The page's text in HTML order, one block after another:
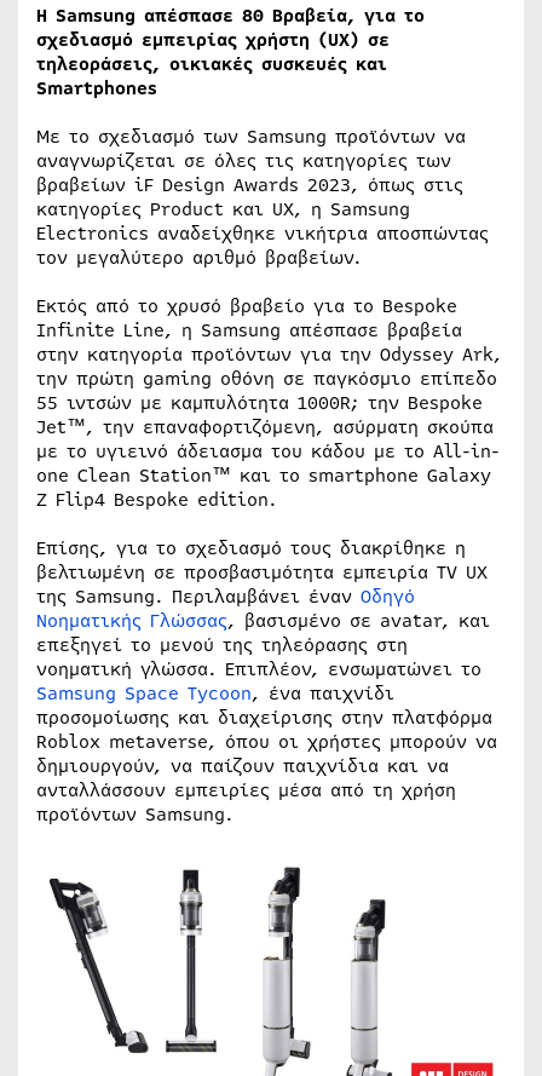
Η Samsung απέσπασε 80 Βραβεία, για το
σχεδιασμό εμπειρίας χρήστη (UX) σε
τηλεοράσεις, οικιακές συσκευές και
Smartphones
Με το σχεδιασμό των Samsung προϊόντων να
αναγνωρίζεται σε όλες τις κατηγορίες των
βραβείων iF Design Awards 2023, όπως στις
κατηγορίες Product και UΧ, η Samsung
Electronics αναδείχθηκε νικήτρια αποσπώντας
τον μεγαλύτερο αριθμό βραβείων.
Εκτός από το χρυσό βραβείο για το Bespoke
Infinite Line, η Samsung απέσπασε βραβεία
στην κατηγορία προϊόντων για την Odyssey Ark,
την πρώτη gaming οθόνη σε παγκόσμιο επίπεδο
55 ιντσών με καμπυλότητα 1000R; την Bespoke
Jet™, την επαναφορτιζόμενη, ασύρματη σκούπα
με το υγιεινό άδειασμα του κάδου με το All-in-
one Clean Station™ και το smartphone Galaxy
Z Flip4 Bespoke edition.
Επίσης, για το σχεδιασμό τους διακρίθηκε η
βελτιωμένη σε προσβασιμότητα εμπειρία TV UX
της Samsung. Περιλαμβάνει έναν Οδηγό
Νοηματικής Γλώσσας, βασισμένο σε avatar, και
επεξηγεί το μενού της τηλεόρασης στη
νοηματική γλώσσα. Επιπλέον, ενσωματώνει το
Samsung Space Tycoon, ένα παιχνίδι
προσομοίωσης και διαχείρισης στην πλατφόρμα
Roblox metaverse, όπου οι χρήστες μπορούν να
δημιουργούν, να παίζουν παιχνίδια και να
ανταλλάσσουν εμπειρίες μέσα από τη χρήση
προϊόντων Samsung.